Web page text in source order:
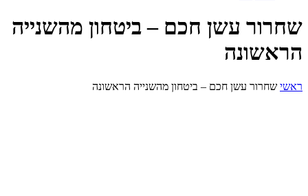
שחרור עשן חכם – ביטחון מהשנייה
הראשונה
ראשי שחרור עשן חכם – ביטחון מהשנייה הראשונה